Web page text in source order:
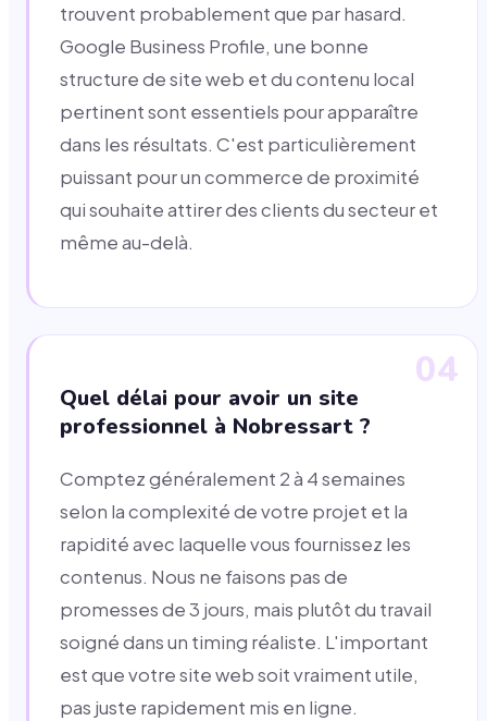
trouvent probablement que par hasard.
Google Business Profile, une bonne
structure de site web et du contenu local
pertinent sont essentiels pour apparaître
dans les résultats. C'est particulièrement
puissant pour un commerce de proximité
qui souhaite attirer des clients du secteur et
même au-delà.
04
Quel délai pour avoir un site
professionnel à Nobressart ?
Comptez généralement 2 à 4 semaines
selon la complexité de votre projet et la
rapidité avec laquelle vous fournissez les
contenus. Nous ne faisons pas de
promesses de 3 jours, mais plutôt du travail
soigné dans un timing réaliste. L'important
est que votre site web soit vraiment utile,
pas juste rapidement mis en ligne.